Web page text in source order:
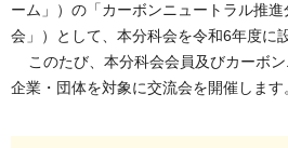
ーム」）の「カーボンニュートラル推
会」）として、本分科会を令和6年度に
このたび、本分科会会員及びカーボン
企業・団体を対象に交流会を開催します